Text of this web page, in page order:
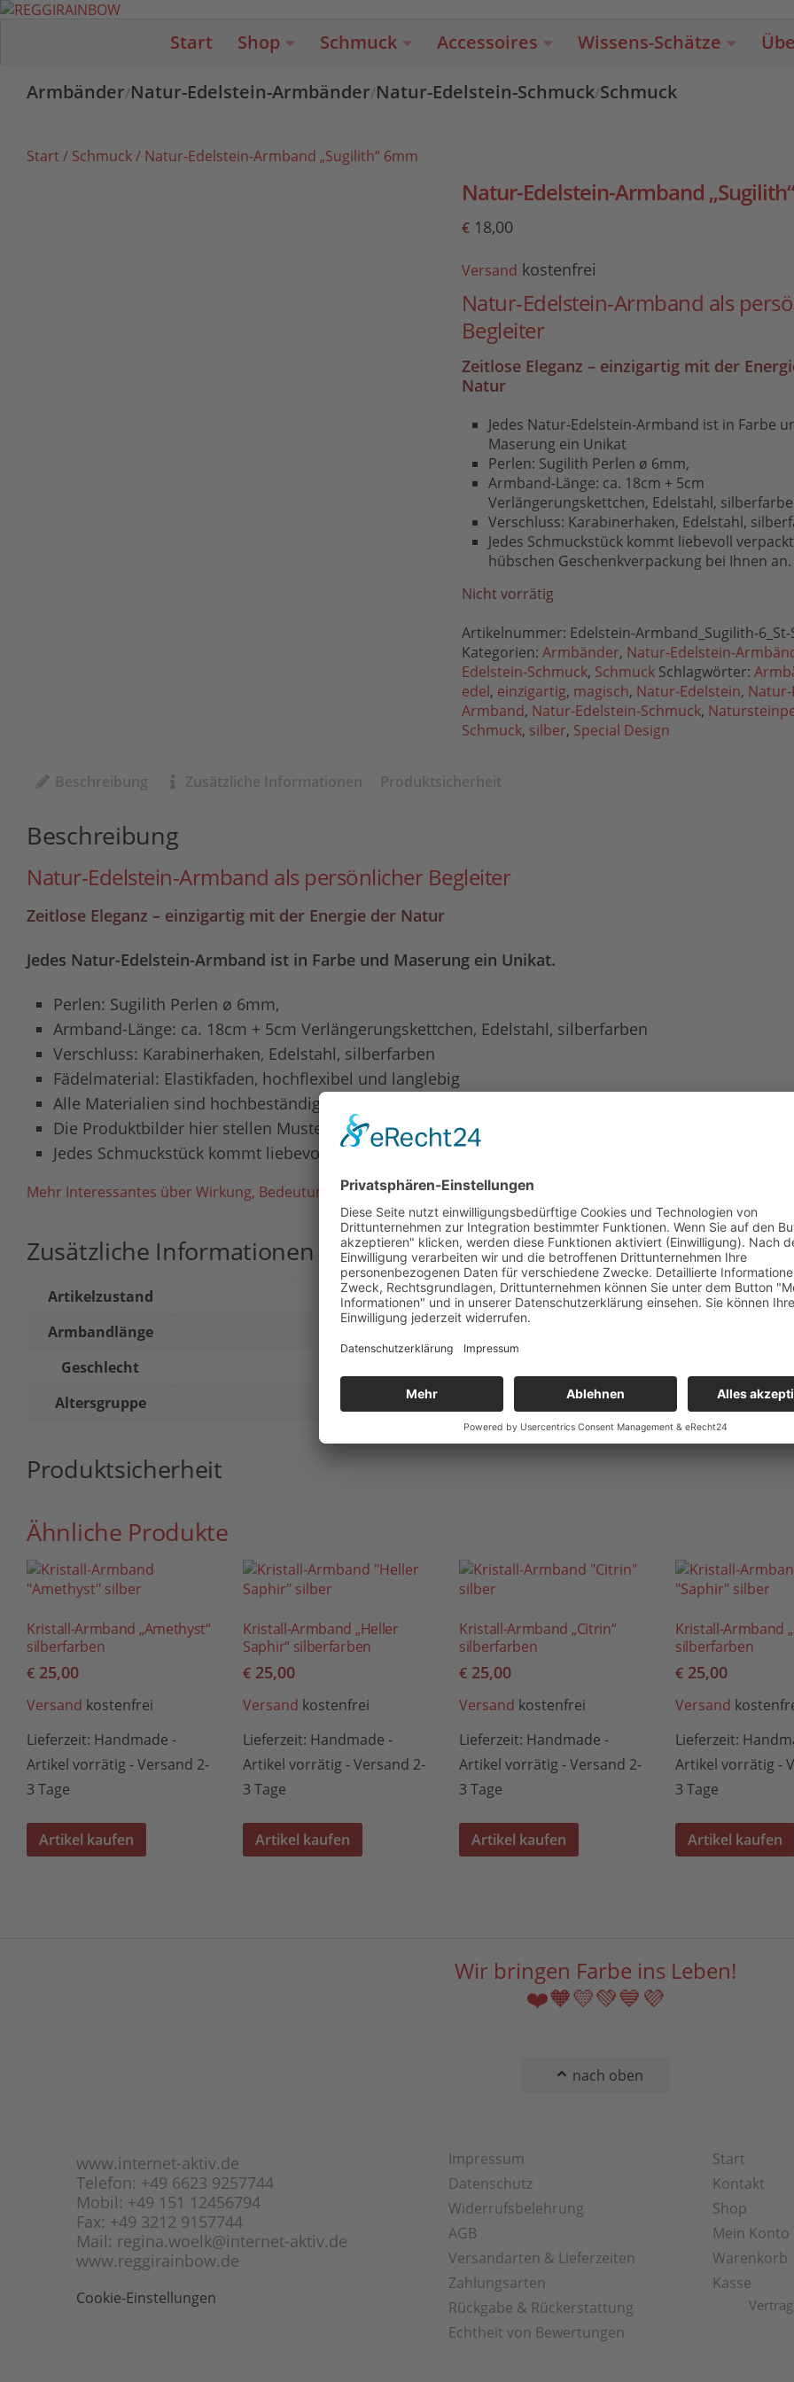
Start Shop Schmuck Accessoires Wissens-Schätze
Armbänder/Natur-Edelstein-Armbänder/Natur-Edelstein-Schmuck/Schmuck
Start / Schmuck/ Natur-Edelstein-Armband „Sugilith“ 6mm
Natur-Edelstein-Armband
€18,00
Versand kostenfrei
Natur-Edelstein-Armband als
Begleiter
Zeitlose Eleganz – einzigartig mit der
Natur
Jedes Natur-Edelstein-Armband ist in Farbe
Maserung ein Unikat
Perlen: Sugilith Perlen ø 6mm,
Armband-Länge: ca. 18cm + 5cm
Verlängerungskettchen, Edelstahl,
Verschluss: Karabinerhaken, Edelstahl,
Jedes Schmuckstück kommt liebevoll
hübschen Geschenkverpackung bei Ihnen an.
Nicht vorrätig
Artikelnummer: Edelstein-Armband_Sugilith-6_St-
Kategorien: Armbänder, Natur-Edelstein-
Edelstein-Schmuck, Schmuck Schlagwörter:
edel, einzigartig, magisch, Natur-Edelstein,
Armband, Natur-Edelstein-Schmuck,
Schmuck, silber, Special Design
Beschreibung Zusätzliche Informationen Produktsicherheit
Beschreibung
Natur-Edelstein-Armband als persönlicher Begleiter
Zeitlose Eleganz – einzigartig mit der Energie der Natur
Jedes Natur-Edelstein-Armband ist in Farbe und Maserung ein Unikat.
Perlen: Sugilith Perlen ø 6mm,
Armband-Länge: ca. 18cm + 5cm Verlängerungskettchen, Edelstahl, silberfarben
Verschluss: Karabinerhaken, Edelstahl, silberfarben
Fädelmaterial: Elastikfaden, hochflexibel und langlebig
Alle Materialien sind hochbeständig und für Allergiker geeignet
Die Produktbilder hier stellen Muster dar, die Anzahl der Perlen kann je nach Armbandlänge
Jedes Schmuckstück kommt liebevoll verpackt in einer hübschen Geschenkverpackung bei Ihnen an.
Mehr Interessantes über Wirkung, Bedeutung, Herkunft und Pflege in unserer „Zauberwelt der Steine“»
Zusätzliche Informationen
Artikelzustand
neu
Armbandlänge
Geschlecht
Altersgruppe
Alter ab 13 Jahre
Produktsicherheit
Ähnliche Produkte
Kristall-Armband „Amethyst“
silberfarben
€ 25,00
Versand kostenfrei
Lieferzeit: Handmade -
Artikel vorrätig - Versand 2-
3 Tage
Artikel kaufen
Kristall-Armband „Heller
Saphir“ silberfarben
€ 25,00
Versand kostenfrei
Lieferzeit: Handmade -
Artikel vorrätig - Versand 2-
3 Tage
Artikel kaufen
Kristall-Armband „Citrin“
silberfarben
€ 25,00
Versand kostenfrei
Lieferzeit: Handmade -
Artikel vorrätig - Versand 2-
3 Tage
Artikel kaufen
Kristall-Armband
silberfarben
€ 25,00
Versand
Lieferzeit:
Artikel vorrätig -
3 Tage
Artikel kaufen
Wir bringen Farbe ins Leben!
❤️🧡💛💚💙💜
nach oben
www.internet-aktiv.de
Telefon: +49 6623 9257744
Mobil: +49 151 12456794
Fax: +49 3212 9157744
Mail: regina.woelk@internet-aktiv.de
www.reggirainbow.de
Cookie-Einstellungen
Impressum
Datenschutz
Widerrufsbelehrung
AGB
Versandarten & Lieferzeiten
Zahlungsarten
Rückgabe & Rückerstattung
Echtheit von Bewertungen
Start
Kontakt
Shop
Mein Konto
Warenkorb
Kasse